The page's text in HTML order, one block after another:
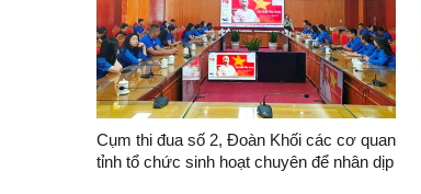
Cụm thi đua số 2, Đoàn Khối các cơ quan
tỉnh tổ chức sinh hoạt chuyên để nhân dịp